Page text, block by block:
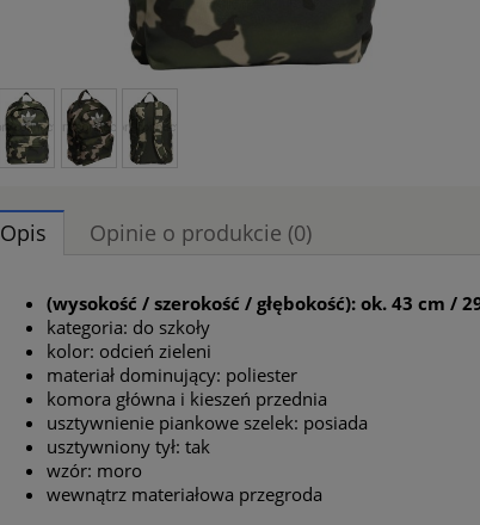
Opis Opinie o produkcie (0)
(wysokość / szerokość / głębokość): ok. 43 cm /
kategoria: do szkoły
kolor: odcień zieleni
materiał dominujący: poliester
komora główna i kieszeń przednia
usztywnienie piankowe szelek: posiada
usztywniony tył: tak
wzór: moro
wewnątrz materiałowa przegroda